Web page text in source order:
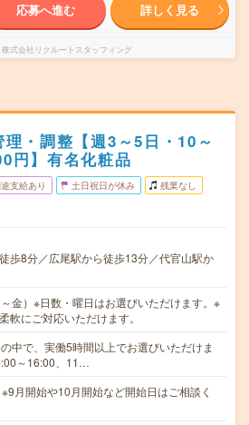
応募へ進む 詳しく見る
株式会社リクルートスタッフィング
・調整【週3～5日・10～
円】有名化粧品
支給あり 土日祝日が休み 残業なし
歩8分／広尾駅から徒歩13分／代官山駅か
金）※日数・曜日はお選びいただけます。※
軟にご対応いただけます。
中で、実働5時間以上でお選びいただけま
～16:00、11…
月開始や10月開始など開始日はご相談く